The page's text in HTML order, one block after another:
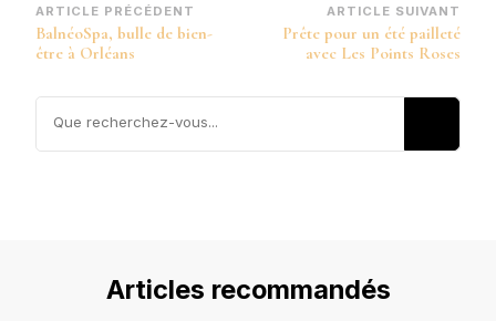
Navigation
d’article
ARTICLE PRÉCÉDENT
BalnéoSpa, bulle de bien-
être à Orléans
ARTICLE SUIVANT
Prête pour un été pailleté
avec Les Points Roses
Articles recommandés